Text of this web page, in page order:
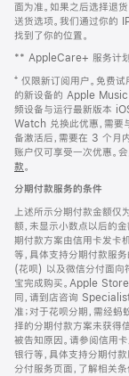
页
脚
面为准。如果之后选择退货
送货选项。我们通过你的
找到了你的位置。
** AppleCare+ 服务计划
⁺ 仅限新订阅用户。免费
的新设备的 Apple Music
频设备与运行最新版本
Watch 兑换此优惠，需要
备激活后，需要在 3 个月
账户仅可享受一次优惠。
款。
窗
口
中
打
开)
分期付款服务的条件
上述所示分期付款金额
额，未显示小数点以后的
期付款方案由信用卡发卡
等，具体支持分期付款服
(花呗) 以及微信分付面向
宝完成购买。Apple
同，请到店咨询
准；对于花呗分期，需经
择的分期付款方案未获得
被告知原因。请参阅信用
银行等，具体支持分期付
分付服务页面，了解相关